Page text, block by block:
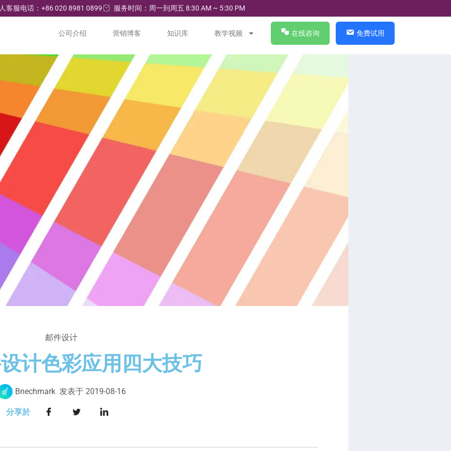
客服电话：+86 020 8981 0899 服务时间：周一到周五 8:30 AM ~ 5:30 PM
公司介绍 营销博客 知识库 教学视频 在线咨询 免费试用
邮件设计
计色彩应用四大技巧
Bnechmark 发表于 2019-08-16
分享於